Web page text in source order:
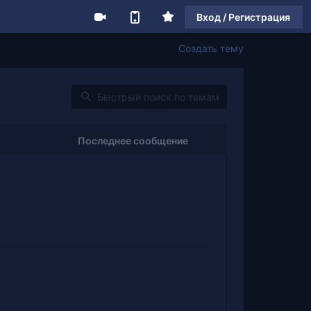
Вход / Регистрация
Создать тему
Последнее сообщение